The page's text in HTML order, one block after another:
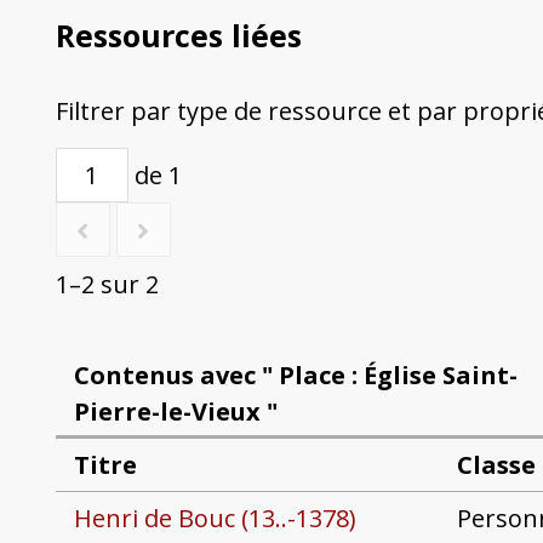
Ressources liées
Filtrer par type de ressource et par
de 1
1–2 sur 2
Contenus avec " Place : Église Saint-
Pierre-le-Vieux "
Titre
Classe
Henri de Bouc (13..-1378)